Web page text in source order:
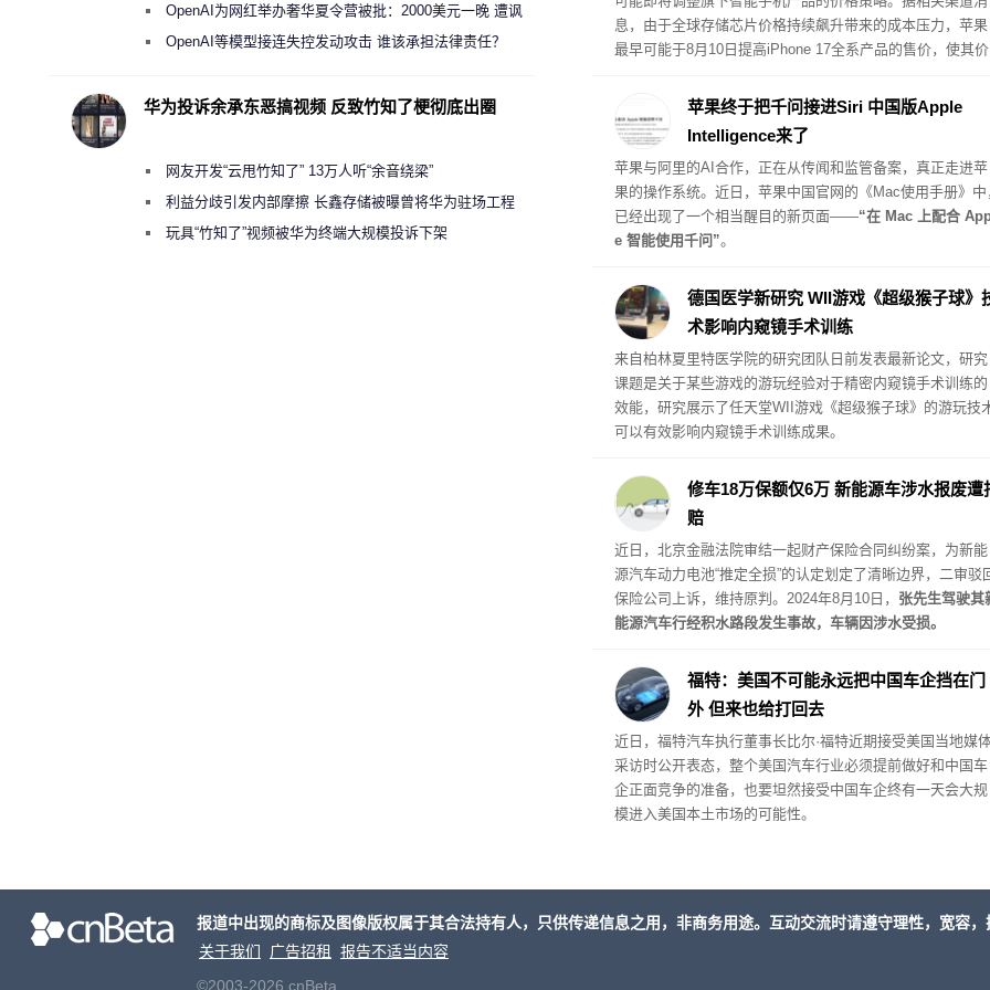
息，由于全球存储芯片价格持续飙升带来的成本压力，苹果
最早可能于8月10日提高iPhone 17全系产品的售价，使其价
苹果终于把千问接进Siri 中国版Apple
Intelligence来了
苹果与阿里的AI合作，正在从传闻和监管备案，真正走进苹
果的操作系统。近日，苹果中国官网的《Mac使用手册》中
已经出现了一个相当醒目的新页面——“在 Mac 上配合
e 智能使用千问”。
德国医学新研究 WII游戏《超级猴子球》
术影响内窥镜手术训练
来自柏林夏里特医学院的研究团队日前发表最新论文，研究
课题是关于某些游戏的游玩经验对于精密内窥镜手术训练的
效能，研究展示了任天堂WII游戏《超级猴子球》的游玩技
可以有效影响内窥镜手术训练成果。
修车18万保额仅6万 新能源车涉水报废遭
赔
近日，北京金融法院审结一起财产保险合同纠纷案，为新能
源汽车动力电池“推定全损”的认定划定了清晰边界，二审驳
保险公司上诉，维持原判。2024年8月10日， 张先生驾驶其
能源汽车行经积水路段发生事故，车辆因涉水受损。
福特：美国不可能永远把中国车企挡在门
外 但来也给打回去
近日，福特汽车执行董事长比尔·福特近期接受美国当地媒
采访时公开表态，整个美国汽车行业必须提前做好和中国车
企正面竞争的准备，也要坦然接受中国车企终有一天会大规
模进入美国本土市场的可能性。
新执法权限审查
OpenAI为网红举办奢华夏令营被批：2000美元一晚 遭讽
“反乌托邦”
OpenAI等模型接连失控发动攻击 谁该承担法律责任？
华为投诉余承东恶搞视频 反致竹知了梗彻底出圈
网友开发“云甩竹知了” 13万人听“余音绕梁”
利益分歧引发内部摩擦 长鑫存储被曝曾将华为驻场工程
师驱逐出研发基地
玩具“竹知了”视频被华为终端大规模投诉下架
报道中出现的商标及图像版权属于其合法持有人，只供传递信息之用，非商务用途。互动交流时请遵守理性，宽容，
关于我们
广告招租
报告不适当内容
©2003-2026 cnBeta